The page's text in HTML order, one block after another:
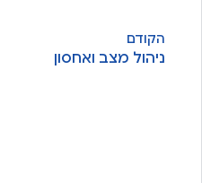
הקודם
ניהול מצב ואחסון